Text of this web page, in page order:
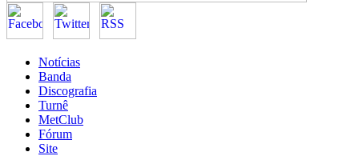
Notícias
Banda
Discografia
Turnê
MetClub
Fórum
Site